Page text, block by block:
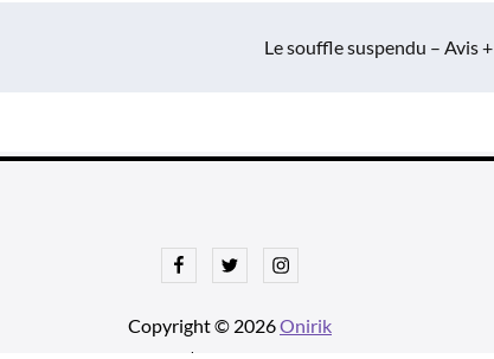
Le souffle suspendu – Avis +
FacebookTwitterInstagram
Copyright © 2026Onirik